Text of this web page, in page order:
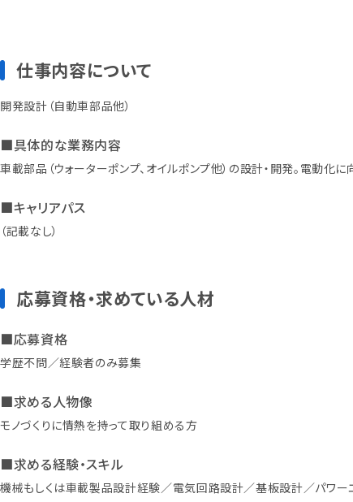
仕事内容について
開発設計（自動車部品他）
■具体的な業務内容
車載部品（ウォーターポンプ、オイルポンプ他）の設計・開発。電動化
■キャリアパス
（記載なし）
応募資格・求めている人材
■応募資格
学歴不問／経験者のみ募集
■求める人物像
モノづくりに情熱を持って取り組める方
■求める経験・スキル
機械もしくは車載製品設計経験／電気回路設計／基板設計／パワ